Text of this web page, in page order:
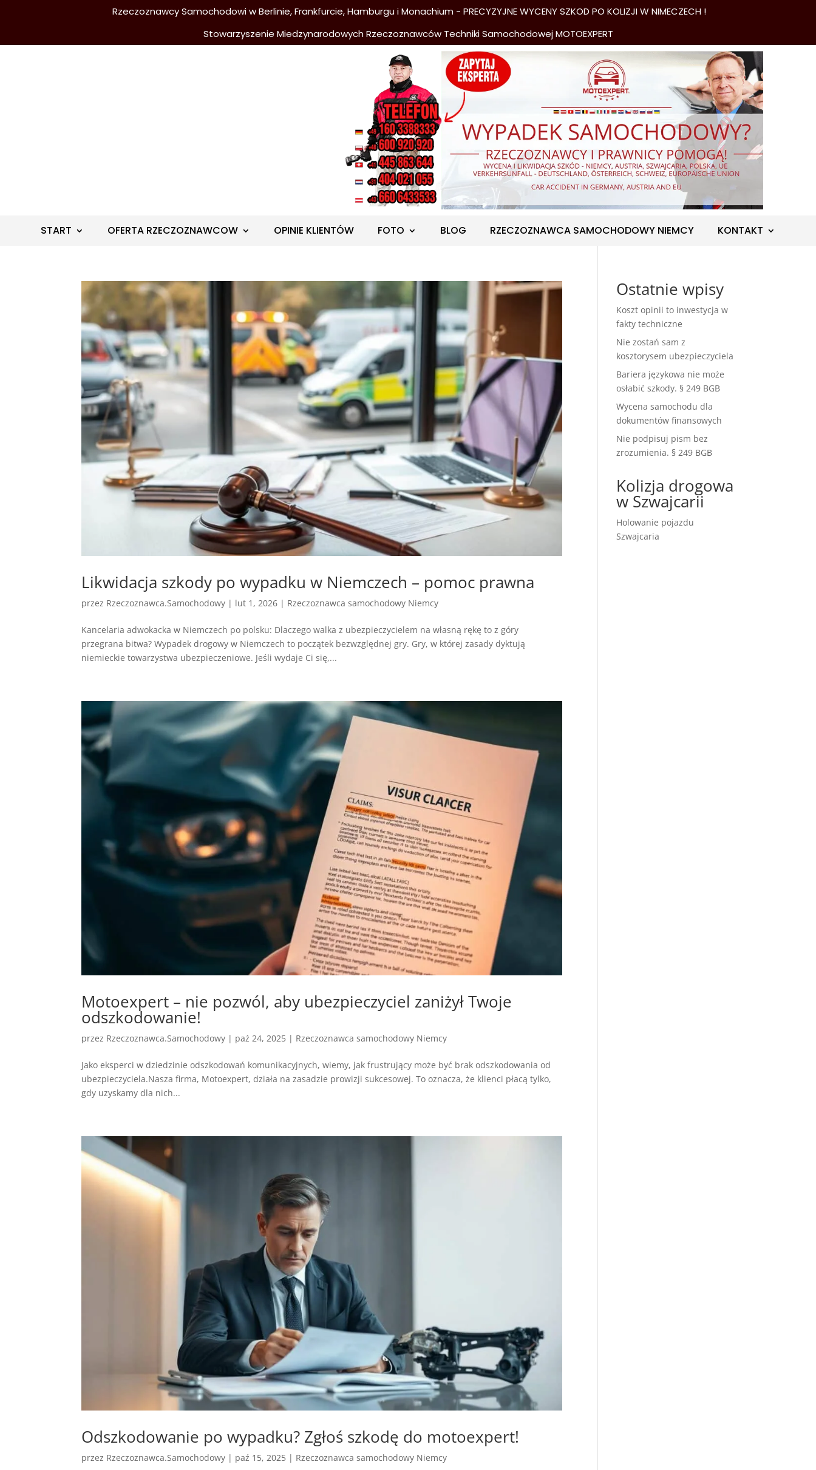
Rzeczoznawcy Samochodowi w Berlinie, Frankfurcie, Hamburgu i Monachium - PRECYZYJNE WYCENY SZKOD PO KOLIZJI W NIMECZECH !
Stowarzyszenie Miedzynarodowych Rzeczoznawców Techniki Samochodowej MOTOEXPERT
START OFERTA RZECZOZNAWCOW OPINIE KLIENTÓW FOTO BLOG RZECZOZNAWCA SAMOCHODOWY NIEMCY KONTAKT
Likwidacja szkody po wypadku w Niemczech – pomoc prawna
przez Rzeczoznawca.Samochodowy | lut 1, 2026 | Rzeczoznawca samochodowy Niemcy
Kancelaria adwokacka w Niemczech po polsku: Dlaczego walka z ubezpieczycielem na własną rękę to z góry
przegrana bitwa? Wypadek drogowy w Niemczech to początek bezwzględnej gry. Gry, w której zasady dyktują
niemieckie towarzystwa ubezpieczeniowe. Jeśli wydaje Ci się,...
Motoexpert – nie pozwól, aby ubezpieczyciel zaniżył Twoje
odszkodowanie!
przez Rzeczoznawca.Samochodowy | paź 24, 2025 | Rzeczoznawca samochodowy Niemcy
Jako eksperci w dziedzinie odszkodowań komunikacyjnych, wiemy, jak frustrujący może być brak odszkodowania od
ubezpieczyciela.Nasza firma, Motoexpert, działa na zasadzie prowizji sukcesowej. To oznacza, że klienci płacą tylko,
gdy uzyskamy dla nich...
Odszkodowanie po wypadku? Zgłoś szkodę do motoexpert!
przez Rzeczoznawca.Samochodowy | paź 15, 2025 | Rzeczoznawca samochodowy Niemcy
Ostatnie wpisy
Koszt opinii to inwestycja w
fakty techniczne
Nie zostań sam z
kosztorysem ubezpieczyciela
Bariera językowa nie może
osłabić szkody. § 249 BGB
Wycena samochodu dla
dokumentów finansowych
Nie podpisuj pism bez
zrozumienia. § 249 BGB
Kolizja drogowa
w Szwajcarii
Holowanie pojazdu
Szwajcaria